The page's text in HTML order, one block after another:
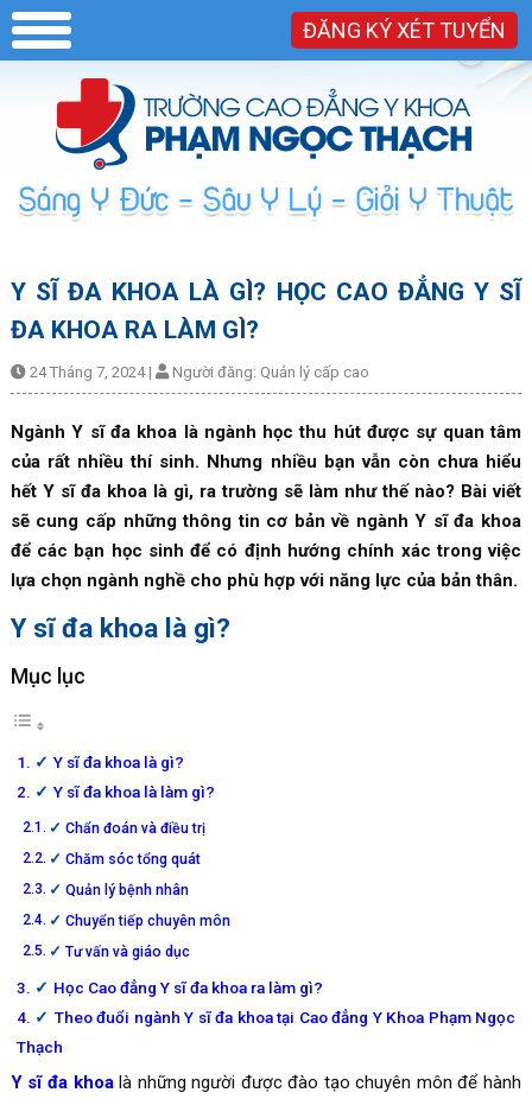
ĐĂNG KÝ XÉT TUYỂN
Y SĨ ĐA KHOA LÀ GÌ? HỌC CAO ĐẲNG Y SĨ
ĐA KHOA RA LÀM GÌ?
24 Tháng 7, 2024 | Người đăng: Quản lý cấp cao
Ngành Y sĩ đa khoa là ngành học thu hút được sự quan tâm
của rất nhiều thí sinh. Nhưng nhiều bạn vẫn còn chưa hiểu
hết Y sĩ đa khoa là gì, ra trường sẽ làm như thế nào? Bài viết
sẽ cung cấp những thông tin cơ bản về ngành Y sĩ đa khoa
để các bạn học sinh để có định hướng chính xác trong việc
lựa chọn ngành nghề cho phù hợp với năng lực của bản thân.
Y sĩ đa khoa là gì?
Mục lục
Y sĩ đa khoa là gì?
Y sĩ đa khoa là làm gì?
Chẩn đoán và điều trị
Chăm sóc tổng quát
Quản lý bệnh nhân
Chuyển tiếp chuyên môn
Tư vấn và giáo dục
Học Cao đẳng Y sĩ đa khoa ra làm gì?
Theo đuổi ngành Y sĩ đa khoa tại Cao đẳng Y Khoa Phạm Ngọc
Thạch
Y sĩ đa khoalà những người được đào tạo chuyên môn để hành